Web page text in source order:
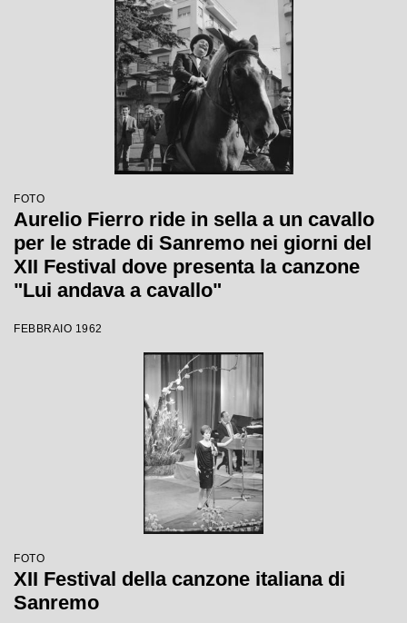
FOTO
Aurelio Fierro ride in sella a un cavallo
per le strade di Sanremo nei giorni del
XII Festival dove presenta la canzone
"Lui andava a cavallo"
FEBBRAIO 1962
FOTO
XII Festival della canzone italiana di
Sanremo